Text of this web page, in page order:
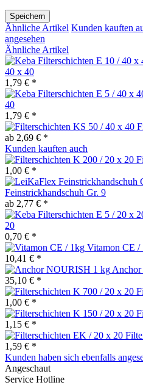
Speichern
Ähnliche Artikel Kunden kauften
angesehen
Ähnliche Artikel
40 x 40
1,79 € *
40
1,79 € *
ab 2,69 € *
Kunden kauften auch
1,00 € *
Feinstrickhandschuh Gr. 9
ab 2,77 € *
20
0,70 € *
Vitamon CE /
10,41 € *
35,10 € *
1,00 € *
1,15 € *
1,59 € *
Kunden haben sich ebenfalls
Angeschaut
Service Hotline